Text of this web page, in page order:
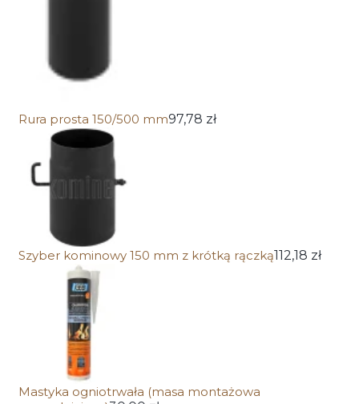
Rura prosta 150/500 mm97,78 zł
Szyber kominowy 150 mm z krótką rączką112,18 zł
Mastyka ogniotrwała (masa montażowa